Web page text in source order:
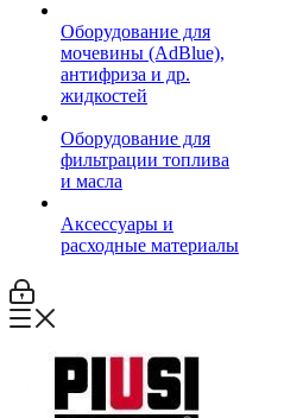
Оборудование для
мочевины (AdBlue),
антифриза и др.
жидкостей
Оборудование для
фильтрации топлива
и масла
Аксессуары и
расходные материалы